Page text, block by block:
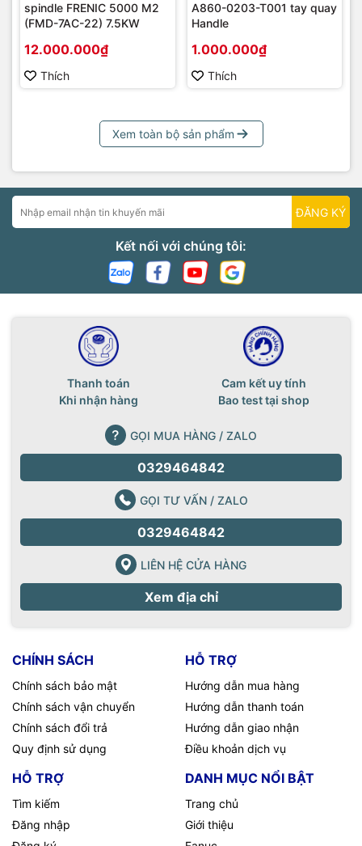
spindle FRENIC 5000 M2
(FMD-7AC-22) 7.5KW
12.000.000₫
Thích
A860-0203-T001 tay quay
Handle
1.000.000₫
Thích
Xem toàn bộ sản phẩm
ĐĂNG KÝ
Kết nối với chúng tôi:
Thanh toán
Khi nhận hàng
Cam kết uy tính
Bao test tại shop
GỌI MUA HÀNG / ZALO
0329464842
GỌI TƯ VẤN / ZALO
0329464842
LIÊN HỆ CỬA HÀNG
Xem địa chỉ
CHÍNH SÁCH
Chính sách bảo mật
Chính sách vận chuyển
Chính sách đổi trả
Quy định sử dụng
HỖ TRỢ
Hướng dẫn mua hàng
Hướng dẫn thanh toán
Hướng dẫn giao nhận
Điều khoản dịch vụ
HỖ TRỢ
Tìm kiếm
Đăng nhập
DANH MỤC NỔI BẬT
Trang chủ
Giới thiệu